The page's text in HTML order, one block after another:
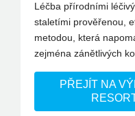
Léčba přírodními
staletími prověřenou,
metodou, která
zejména zánětlivých
PŘEJÍT NA